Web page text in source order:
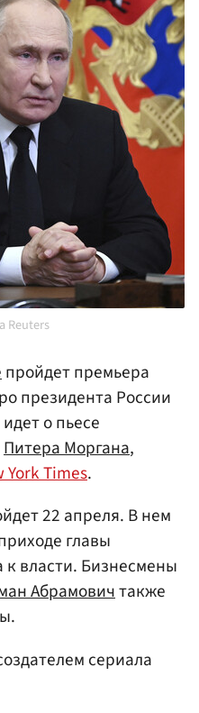
Reuters
пройдет премьера
президента России
о пьесе
Питера Моргана,
York Times.
22 апреля. В нем
главы
к власти. Бизнесмены
Абрамовичтакже
сериала